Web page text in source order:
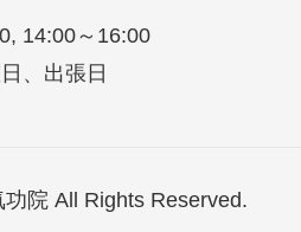
14:00～16:00
、出張日
院 All Rights Reserved.